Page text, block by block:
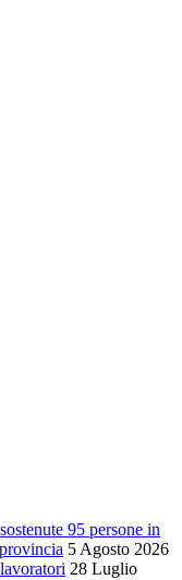
95 persone in
5 Agosto 2026
28 Luglio